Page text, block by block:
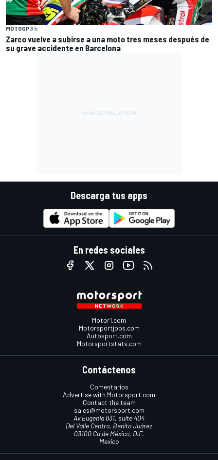
MOTOGP3 h
Zarco vuelve a subirse a una moto tres meses después de
su grave accidente en Barcelona
Descarga tus apps
En redes sociales
Motor1.com
Motorsportjobs.com
Autosport.com
Motorsportstats.com
Contáctenos
Comentarios
Advertise with Motorsport.com
Contact the team
sales@motorsport.com
Av Eugenia 831, suite 404
Del Valle Centro, Benito Juárez
03100 Cd de México, D.F.
Mexico